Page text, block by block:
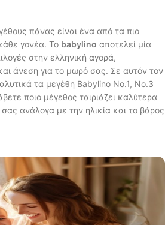
πάνας είναι ένα από τα πιο
γονέα. Το babylino αποτελεί μία
στην ελληνική αγορά,
άνεση για το μωρό σας. Σε αυτόν τον
τα μεγέθη Babylino No.1, No.3
ποιο μέγεθος ταιριάζει καλύτερα
σας ανάλογα με την ηλικία και το βάρος